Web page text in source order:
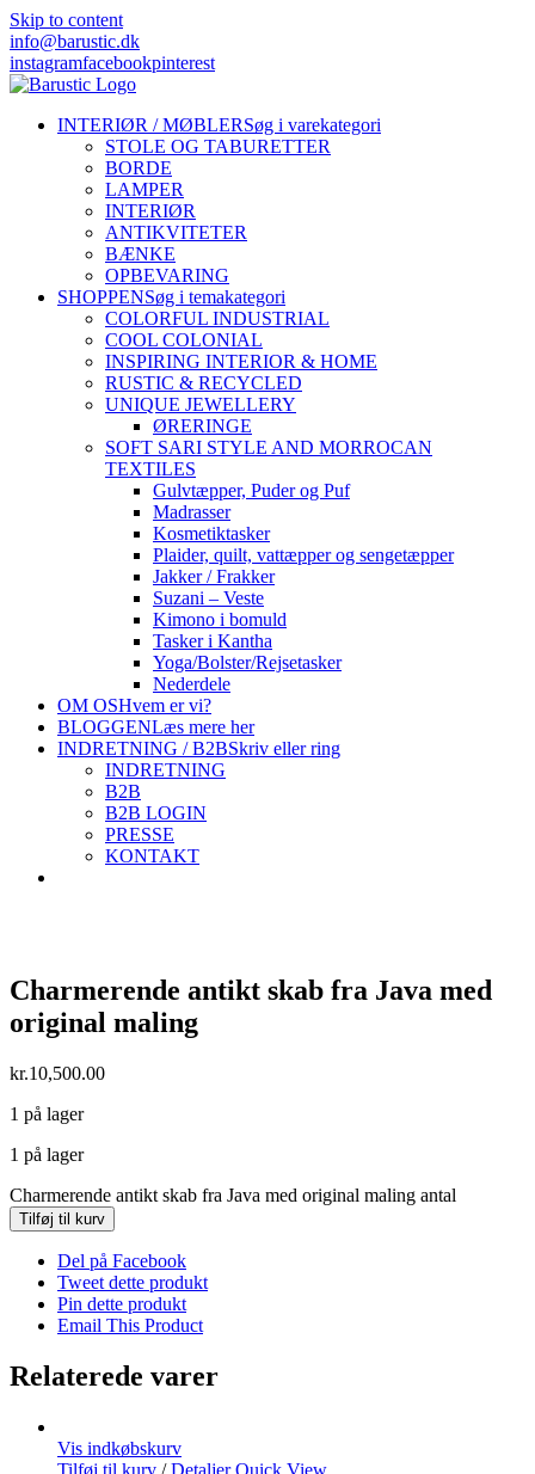
Skip to content
info@barustic.dk
instagramfacebookpinterest
INTERIØR / MØBLERSøg i varekategori
STOLE OG TABURETTER
BORDE
LAMPER
INTERIØR
ANTIKVITETER
BÆNKE
OPBEVARING
SHOPPENSøg i temakategori
COLORFUL INDUSTRIAL
COOL COLONIAL
INSPIRING INTERIOR & HOME
RUSTIC & RECYCLED
UNIQUE JEWELLERY
ØRERINGE
SOFT SARI STYLE AND MORROCAN
TEXTILES
Gulvtæpper, Puder og Puf
Madrasser
Kosmetiktasker
Plaider, quilt, vattæpper og sengetæpper
Jakker / Frakker
Suzani – Veste
Kimono i bomuld
Tasker i Kantha
Yoga/Bolster/Rejsetasker
Nederdele
OM OSHvem er vi?
BLOGGENLæs mere her
INDRETNING / B2BSkriv eller ring
INDRETNING
B2B
B2B LOGIN
PRESSE
KONTAKT
Charmerende antikt skab fra Java med
original maling
kr.10,500.00
1 på lager
1 på lager
Charmerende antikt skab fra Java med original maling antal
Tilføj til kurv
Del på Facebook
Tweet dette produkt
Pin dette produkt
Email This Product
Relaterede varer
Vis indkøbskurv
Tilføj til kurv / Detaljer Quick View